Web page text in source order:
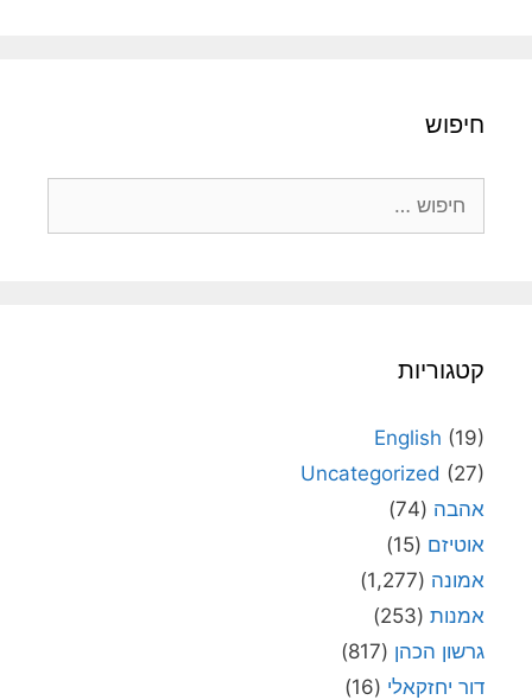
חיפוש
קטגוריות
English (19)
Uncategorized (27)
אהבה (74)
אוטיזם (15)
אמונה (1,277)
אמנות (253)
גרשון הכהן (817)
דור יחזקאלי (16)